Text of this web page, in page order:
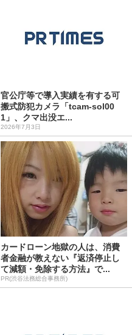
官公庁等で導入実績を有する可
搬式防犯カメラ「tcam-sol00
1」、クマ出没エ...
2026年7月3日
カードローン地獄の人は、消費
者金融が教えない『返済停止し
て減額・免除する方法』で...
PR(渋谷法務総合事務所)